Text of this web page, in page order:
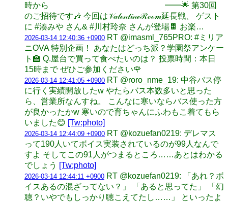
時から ━━🌟 第30回
のご招待です🎶 今回は𝒱𝒶𝓁ℯ𝓃𝓉𝒾𝓃ℯℛℴℴ𝓂延長戦、 ゲスト
に #湊みや さん& #川村玲奈 さんが登場🍫 お楽…
2026-03-14 12:40:36 +0900 RT @imasml_765PRO: #ミリア
ニOVA 特別企画！ あなたはどっち派？学園祭アンケー
ト🏫 Q.屋台で買って食べたいのは？ 投票時間：本日
15時まで ぜひご参加ください🌹
2026-03-14 12:41:05 +0900 RT @roro_nme_19: 中谷バス停
に行く実績開放したw やたらバス本数多いと思った
ら、営業所なんすね。 こんなに寒いならバス使った方
が良かったかw 寒いので育ちゃんにふわもこ着てもら
いました😊 [Tw:photo]
2026-03-14 12:44:09 +0900 RT @kozuefan0219: デレマス
って190人いてボイス実装されているのが99人なんで
すよ そしてこの91人がつまるところ……あとはわかる
でしょう [Tw:photo]
2026-03-14 12:44:11 +0900 RT @kozuefan0219: 「あれ？ボ
イスあるの混ざってない？」 「あると思ってた」 「幻
聴？いやでもしっかり聴こえてたし……」 といったよ